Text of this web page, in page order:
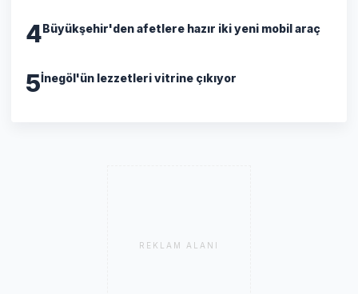
4Büyükşehir'den afetlere hazır iki yeni mobil araç
5İnegöl'ün lezzetleri vitrine çıkıyor
REKLAM ALANI